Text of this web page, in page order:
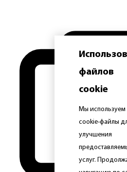
файлов
cookie
Мы используем
cookie-файлы
улучшения
услуг.